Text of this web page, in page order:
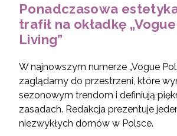
Ponadczasowa
trafił na okładkę
Living”
W najnowszym numerze „Vogue
zaglądamy do przestrzeni, które
sezonowym trendom i definiują
zasadach. Redakcja prezentuje
niezwykłych domów w Polsce.